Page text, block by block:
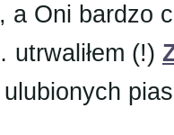
a Oni bardzo
utrwaliłem (!)